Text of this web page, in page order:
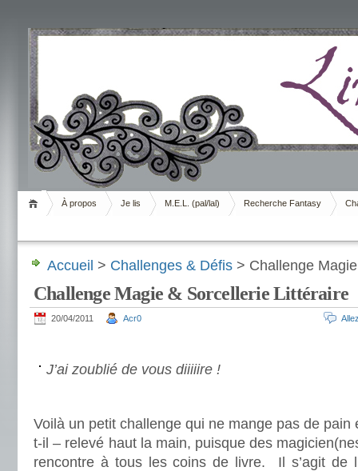
Livrement
À propos Je lis M.E.L. (pal/lal) Recherche Fantasy
Accueil > Challenges & Défis > Challenge
Challenge Magie & Sorcellerie Littéraire
20/04/2011 Acr0
J’ai zoublié de vous diiiiire !
Voilà un petit challenge qui ne mange pas de pain
t-il – relevé haut la main, puisque des
rencontre à tous les coins de livre. Il s’agit de